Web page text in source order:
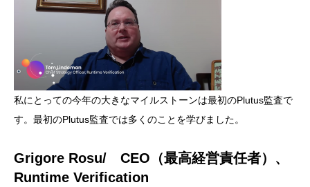
私にとっての今年の大きなマイルストーンは最初のPlutus監査で
す。最初のPlutus監査では多くのことを学びました。
Grigore Rosu/ CEO（最高経営責任者）、
Runtime Verification